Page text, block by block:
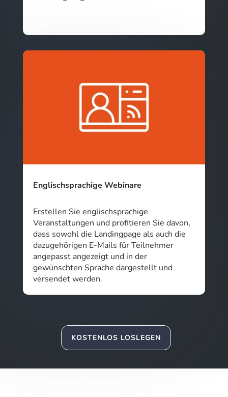
Englischsprachige Webinare
Erstellen Sie englischsprachige
Veranstaltungen und profitieren Sie davon,
dass sowohl die Landingpage als auch die
dazugehörigen E-Mails für Teilnehmer
angepasst angezeigt und in der
gewünschten Sprache dargestellt und
versendet werden.
KOSTENLOS LOSLEGEN